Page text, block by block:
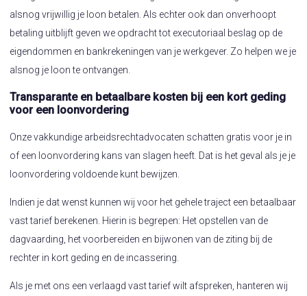
alsnog vrijwillig je loon betalen. Als echter ook dan onverhoopt
betaling uitblijft geven we opdracht tot executoriaal beslag op de
eigendommen en bankrekeningen van je werkgever. Zo helpen we je
alsnog je loon te ontvangen.
Transparante en betaalbare kosten bij een kort geding
voor een loonvordering
Onze vakkundige arbeidsrechtadvocaten schatten gratis voor je in
of een loonvordering kans van slagen heeft. Dat is het geval als je je
loonvordering voldoende kunt bewijzen.
Indien je dat wenst kunnen wij voor het gehele traject een betaalbaar
vast tarief berekenen. Hierin is begrepen: Het opstellen van de
dagvaarding, het voorbereiden en bijwonen van de ziting bij de
rechter in kort geding en de incassering.
Als je met ons een verlaagd vast tarief wilt afspreken, hanteren wij